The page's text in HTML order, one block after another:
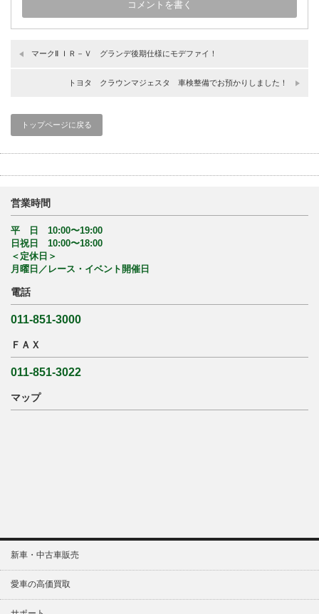
マークⅡ ＩＲ－Ｖ グランデ後期仕様にモデファイ！
トヨタ クラウンマジェスタ 車検整備でお預かりしました！
トップページに戻る
営業時間
平 日 10:00〜19:00
日祝日 10:00〜18:00
＜定休日＞
月曜日／レース・イベント開催日
電話
011-851-3000
ＦＡＸ
011-851-3022
マップ
新車・中古車販売
愛車の高価買取